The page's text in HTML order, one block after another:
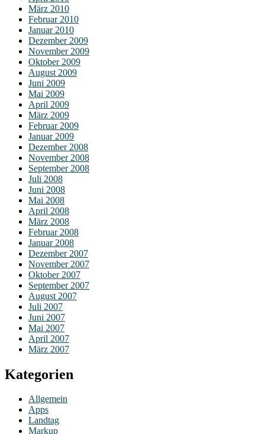
März 2010
Februar 2010
Januar 2010
Dezember 2009
November 2009
Oktober 2009
August 2009
Juni 2009
Mai 2009
April 2009
März 2009
Februar 2009
Januar 2009
Dezember 2008
November 2008
September 2008
Juli 2008
Juni 2008
Mai 2008
April 2008
März 2008
Februar 2008
Januar 2008
Dezember 2007
November 2007
Oktober 2007
September 2007
August 2007
Juli 2007
Juni 2007
Mai 2007
April 2007
März 2007
Kategorien
Allgemein
Apps
Landtag
Markup